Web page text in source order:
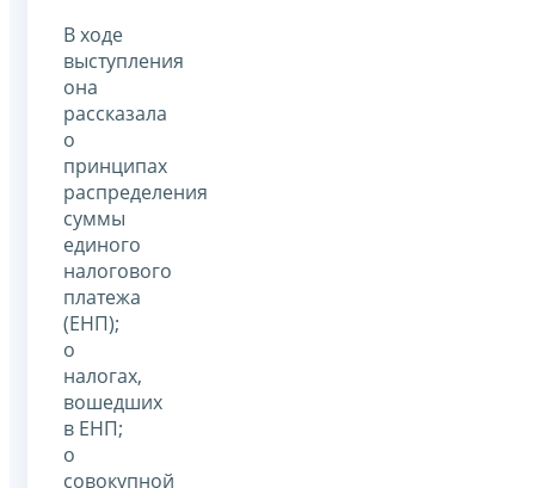
В ходе
выступления
она
рассказала
о
принципах
распределения
суммы
единого
налогового
платежа
(ЕНП);
о
налогах,
вошедших
в ЕНП;
о
совокупной